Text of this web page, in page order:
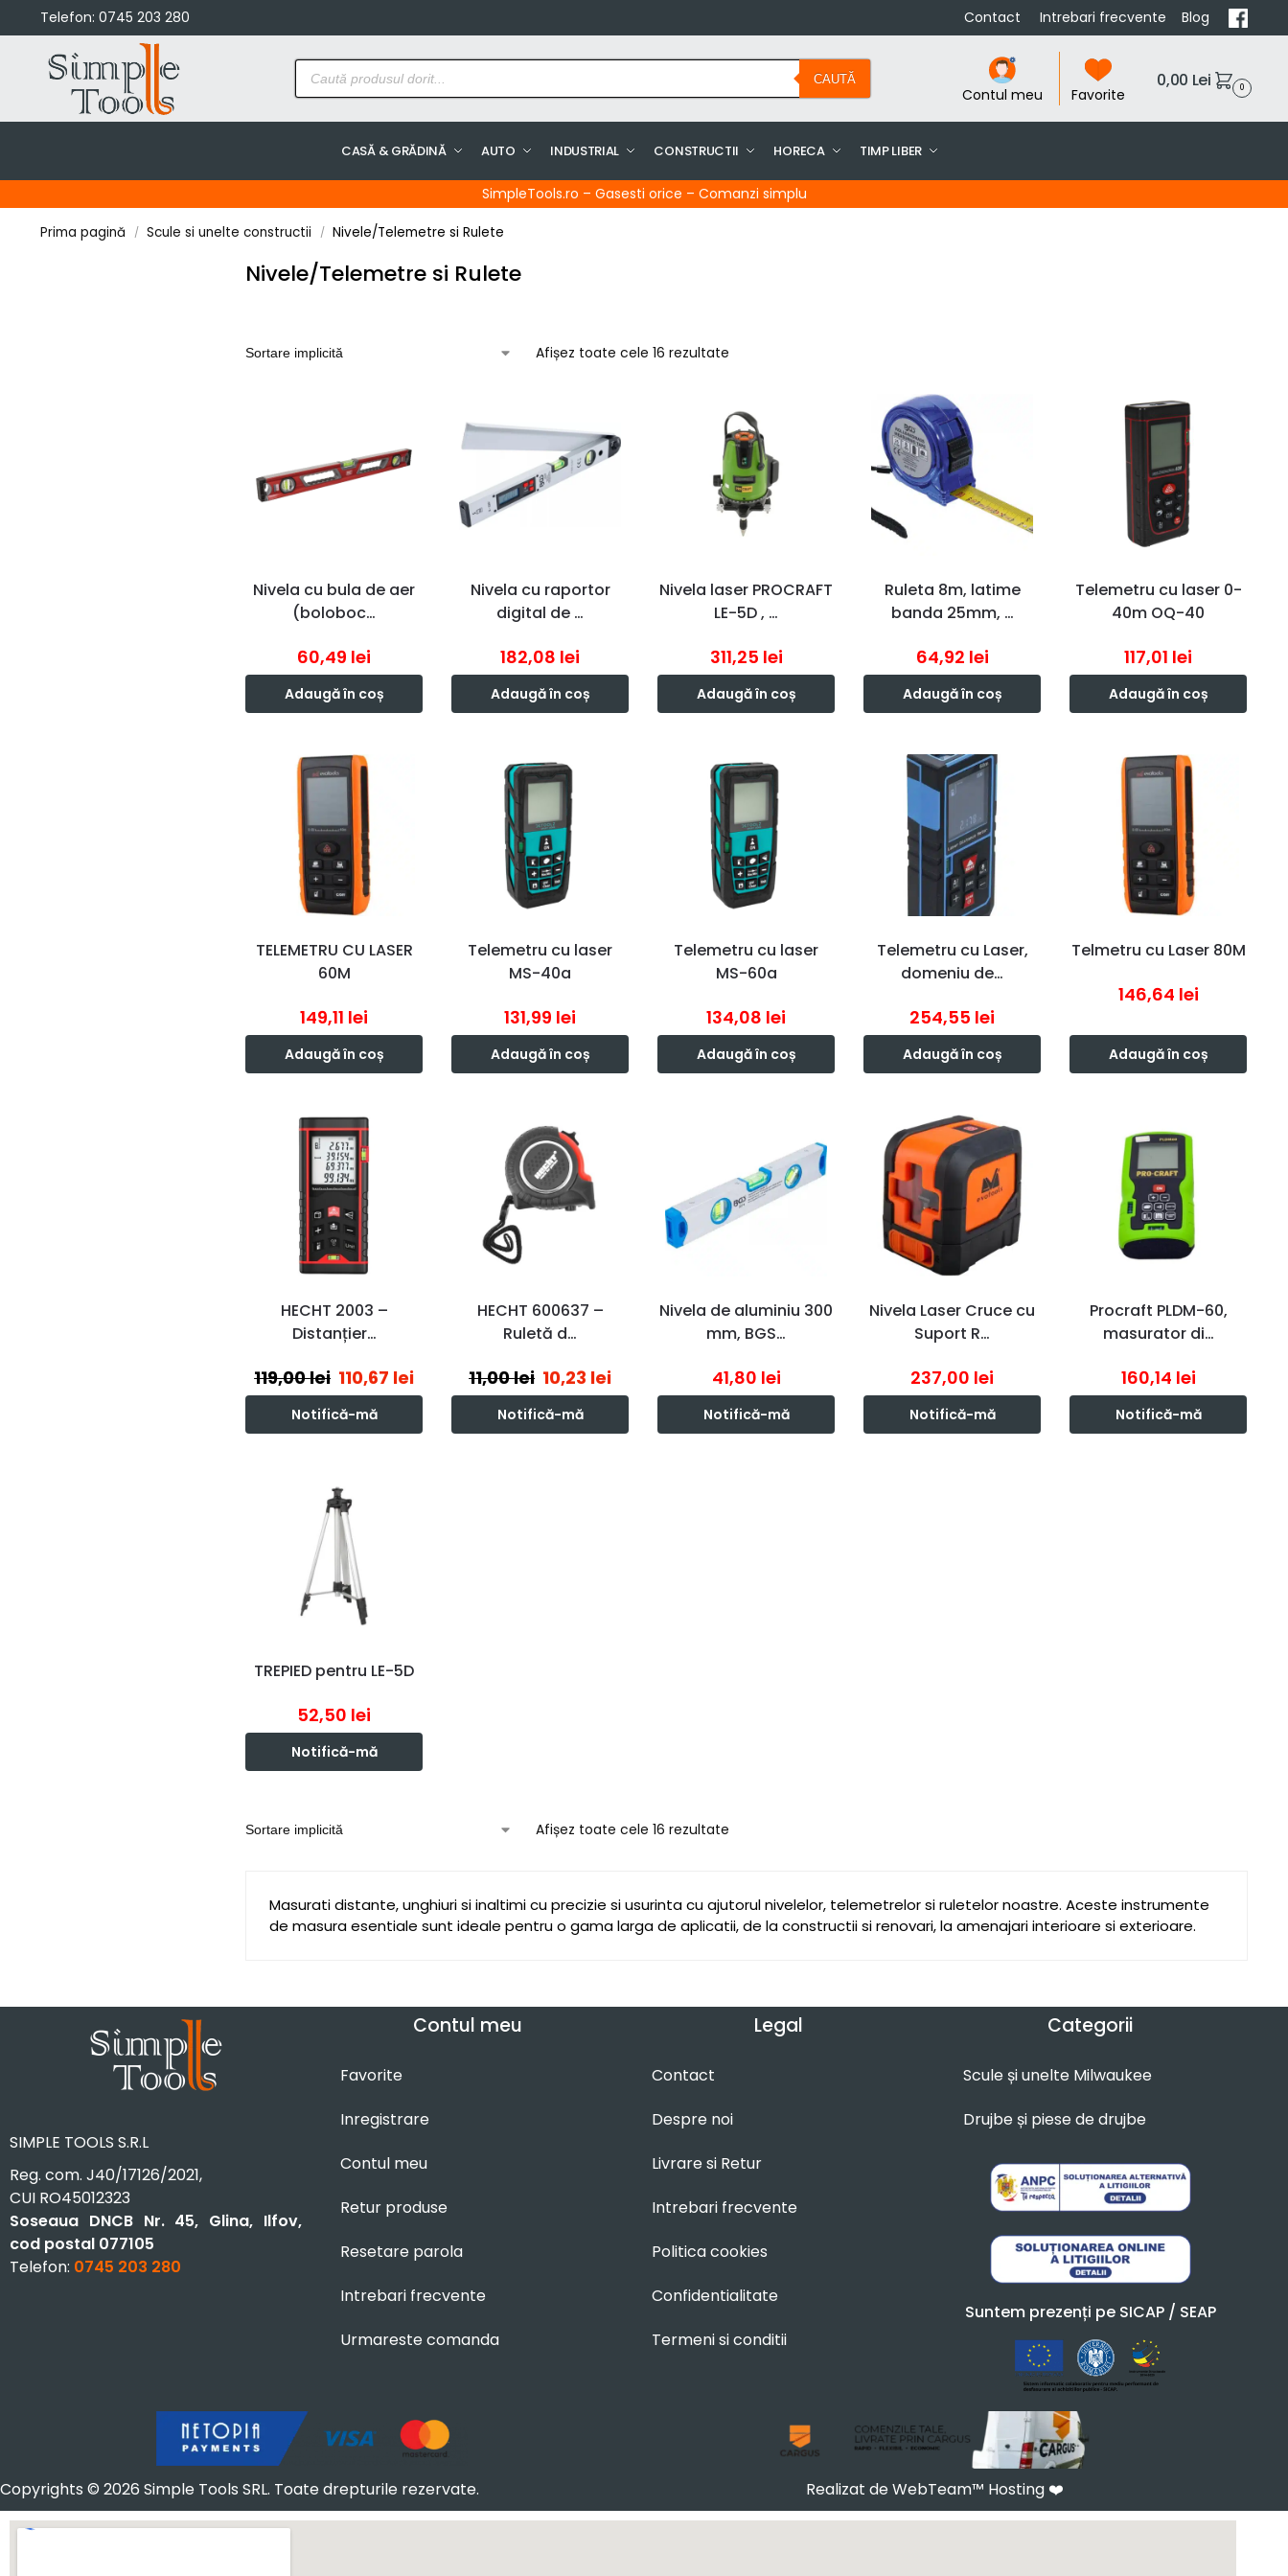
Telefon: 0745 203 280 Contact Intrebari frecvente Blog
CAUTĂ
Contul meu Favorite
0,00 Lei 0
CASĂ & GRĂDINĂ AUTO INDUSTRIAL CONSTRUCTII HORECA TIMP LIBER
SimpleTools.ro – Gasesti orice – Comanzi simplu
Prima pagină / Scule si unelte constructii / Nivele/Telemetre si Rulete
Nivele/Telemetre si Rulete
Afișez toate cele 16 rezultate
Nivela cu bula de aer
(boloboc…
60,49 lei
Adaugă în coș
Nivela cu raportor
digital de …
182,08 lei
Adaugă în coș
Nivela laser PROCRAFT
LE-5D , …
311,25 lei
Adaugă în coș
Ruleta 8m, latime
banda 25mm, …
64,92 lei
Adaugă în coș
Telemetru cu laser 0-
40m OQ-40
117,01 lei
Adaugă în coș
TELEMETRU CU LASER
60M
149,11 lei
Adaugă în coș
Telemetru cu laser
MS-40a
131,99 lei
Adaugă în coș
Telemetru cu laser
MS-60a
134,08 lei
Adaugă în coș
Telemetru cu Laser,
domeniu de…
254,55 lei
Adaugă în coș
Telmetru cu Laser 80M
146,64 lei
Adaugă în coș
HECHT 2003 –
Distanțier…
119,00lei 110,67 lei
Notifică-mă
HECHT 600637 –
Ruletă d…
11,00lei 10,23 lei
Notifică-mă
Nivela de aluminiu 300
mm, BGS…
41,80 lei
Notifică-mă
Nivela Laser Cruce cu
Suport R…
237,00 lei
Notifică-mă
Procraft PLDM-60,
masurator di…
160,14 lei
Notifică-mă
TREPIED pentru LE-5D
52,50 lei
Notifică-mă
Afișez toate cele 16 rezultate
Masurati distante, unghiuri si inaltimi cu precizie si usurinta cu ajutorul nivelelor, telemetrelor si ruletelor noastre. Aceste instrumente
de masura esentiale sunt ideale pentru o gama larga de aplicatii, de la constructii si renovari, la amenajari interioare si exterioare.
SIMPLE TOOLS S.R.L
Reg. com. J40/17126/2021,
CUI RO45012323
Soseaua DNCB Nr. 45, Glina, Ilfov,
cod postal 077105
Telefon: 0745 203 280
Contul meu
Favorite
Inregistrare
Contul meu
Retur produse
Resetare parola
Intrebari frecvente
Urmareste comanda
Legal
Contact
Despre noi
Livrare si Retur
Intrebari frecvente
Politica cookies
Confidentialitate
Termeni si conditii
Categorii
Scule și unelte Milwaukee
Drujbe și piese de drujbe
Suntem prezenți pe SICAP / SEAP
Copyrights © 2026 Simple Tools SRL. Toate drepturile rezervate. Realizat de WebTeam™ Hosting ❤️